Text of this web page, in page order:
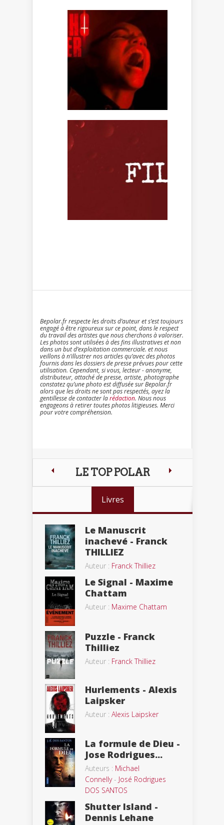
Bepolar.fr respecte les droits d’auteur et s’est toujours
engagé à être rigoureux sur ce point, dans le respect
du travail des artistes que nous cherchons à valoriser.
Les photos sont utilisées à des fins illustratives et non
dans un but d’exploitation commerciale. et nous
veillons à n’illustrer nos articles qu’avec des photos
fournis dans les dossiers de presse prévues pour cette
utilisation. Cependant, si vous, lecteur - anonyme,
distributeur, attaché de presse, artiste, photographe
constatez qu’une photo est diffusée sur Bepolar.fr
alors que les droits ne sont pas respectés, ayez la
gentillesse de contacter larédaction. Nous nous
engageons à retirer toutes photos litigieuses. Merci
pour votre compréhension.
LE TOP POLAR
Livres
Le Manuscrit
inachevé - Franck
THILLIEZ
Auteur : Franck Thilliez
Le Signal - Maxime
Chattam
Auteur : Maxime Chattam
Puzzle - Franck
Thilliez
Auteur : Franck Thilliez
Hurlements - Alexis
Laipsker
Auteur : Alexis Laipsker
La formule de Dieu -
Jose Rodrigues...
Auteurs : Michael
Connelly- José Rodrigues
DOS SANTOS
Shutter Island -
Dennis Lehane